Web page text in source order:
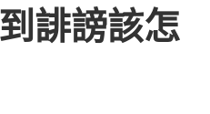
誹謗該怎